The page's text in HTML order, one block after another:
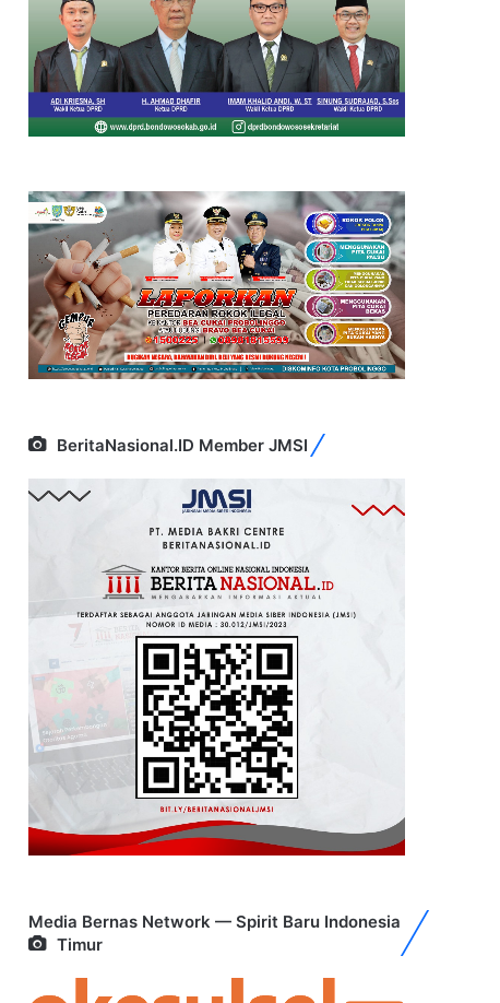
BeritaNasional.ID Member JMSI
Media Bernas Network — Spirit Baru Indonesia
Timur